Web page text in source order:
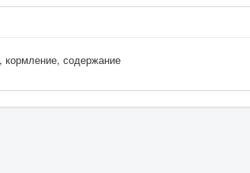
кормление, содержание